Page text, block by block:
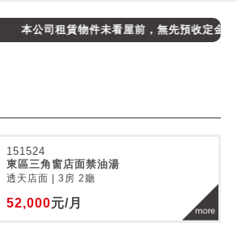
本公司租賃物件未看屋前，無先預收定金，請
151524
東區三角窗店面禁油湯
透天店面 | 3房 2廳
52,000元/月